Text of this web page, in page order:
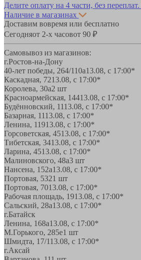
Делите оплату на 4 части, без переплат.
Наличие в магазинах
Доставим вовремя или бесплатно
Сегодняот 2-х часовот 90 ₽
Самовывоз из магазинов:
г.Ростов-на-Дону
40-лет победы, 264/110а13.08, с 17:00*
Каскадная, 7213.08, с 17:00*
Королева, 30а2 шт
Красноармейская, 14413.08, с 17:00*
Будённовский, 1113.08, с 17:00*
Базарная, 1113.08, с 17:00*
Ленина, 11913.08, с 17:00*
Горсоветская, 4513.08, с 17:00*
Тибетская, 3413.08, с 17:00*
Ларина, 4513.08, с 17:00*
Малиновского, 48а3 шт
Нансена, 152а13.08, с 17:00*
Портовая, 5321 шт
Портовая, 7013.08, с 17:00*
Рабочая площадь, 1913.08, с 17:00*
Сальский, 28a13.08, с 17:00*
г.Батайск
Ленина, 168а13.08, с 17:00*
М.Горького, 285е1 шт
Шмидта, 17/113.08, с 17:00*
г.Аксай